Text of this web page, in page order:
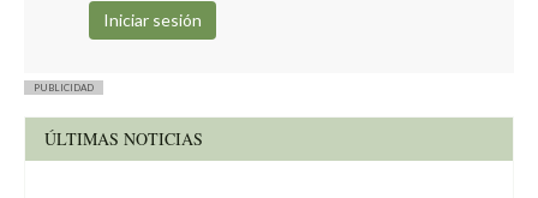
PUBLICIDAD
ÚLTIMAS NOTICIAS